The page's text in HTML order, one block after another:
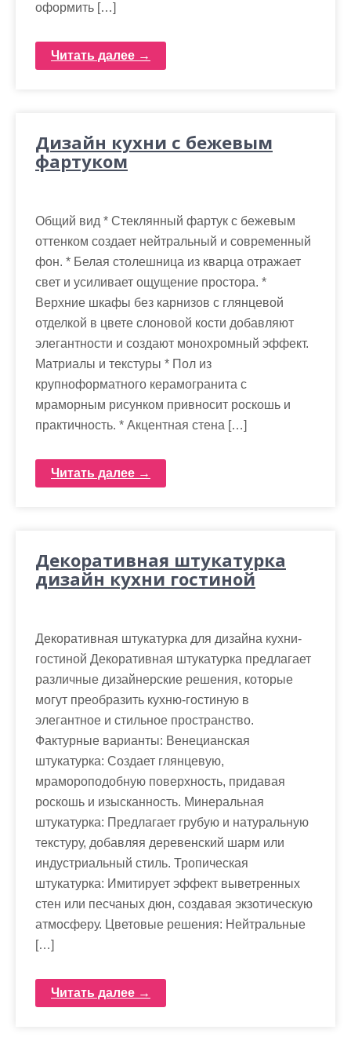
оформить […]
Читать далее →
Дизайн кухни с бежевым
фартуком
Общий вид * Стеклянный фартук с бежевым
оттенком создает нейтральный и современный
фон. * Белая столешница из кварца отражает
свет и усиливает ощущение простора. *
Верхние шкафы без карнизов с глянцевой
отделкой в цвете слоновой кости добавляют
элегантности и создают монохромный эффект.
Матриалы и текстуры * Пол из
крупноформатного керамогранита с
мраморным рисунком привносит роскошь и
практичность. * Акцентная стена […]
Читать далее →
Декоративная штукатурка
дизайн кухни гостиной
Декоративная штукатурка для дизайна кухни-
гостиной Декоративная штукатурка предлагает
различные дизайнерские решения, которые
могут преобразить кухню-гостиную в
элегантное и стильное пространство.
Фактурные варианты: Венецианская
штукатурка: Создает глянцевую,
мрамороподобную поверхность, придавая
роскошь и изысканность. Минеральная
штукатурка: Предлагает грубую и натуральную
текстуру, добавляя деревенский шарм или
индустриальный стиль. Тропическая
штукатурка: Имитирует эффект выветренных
стен или песчаных дюн, создавая экзотическую
атмосферу. Цветовые решения: Нейтральные
[…]
Читать далее →